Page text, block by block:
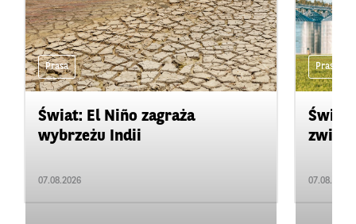
Prasa
Świat: El Niño zagraża
wybrzeżu Indii
07.08.2026
Prasa
07.08.2026